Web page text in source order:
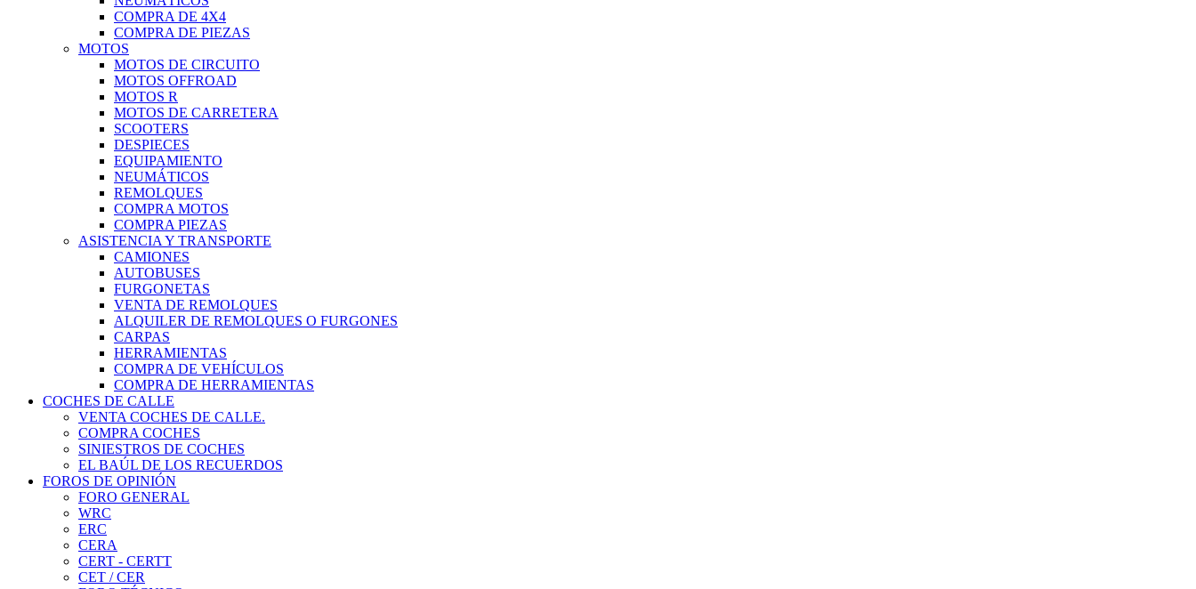
COMPRA DE 4X4
COMPRA DE PIEZAS
MOTOS
MOTOS DE CIRCUITO
MOTOS OFFROAD
MOTOS R
MOTOS DE CARRETERA
SCOOTERS
DESPIECES
EQUIPAMIENTO
NEUMÁTICOS
REMOLQUES
COMPRA MOTOS
COMPRA PIEZAS
ASISTENCIA Y TRANSPORTE
CAMIONES
AUTOBUSES
FURGONETAS
VENTA DE REMOLQUES
ALQUILER DE REMOLQUES O FURGONES
CARPAS
HERRAMIENTAS
COMPRA DE VEHÍCULOS
COMPRA DE HERRAMIENTAS
COCHES DE CALLE
VENTA COCHES DE CALLE.
COMPRA COCHES
SINIESTROS DE COCHES
EL BAÚL DE LOS RECUERDOS
FOROS DE OPINIÓN
FORO GENERAL
WRC
ERC
CERA
CERT - CERTT
CET / CER